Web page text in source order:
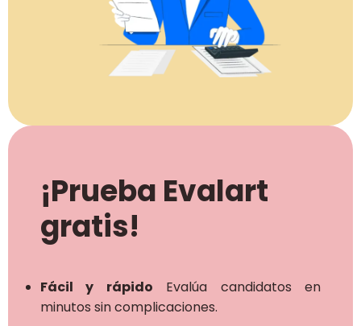
¡Prueba Evalart
gratis!
Fácil y rápido Evalúa candidatos en
minutos sin complicaciones.